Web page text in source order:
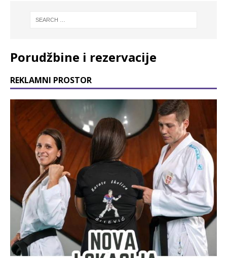
Porudžbine i rezervacije
REKLAMNI PROSTOR